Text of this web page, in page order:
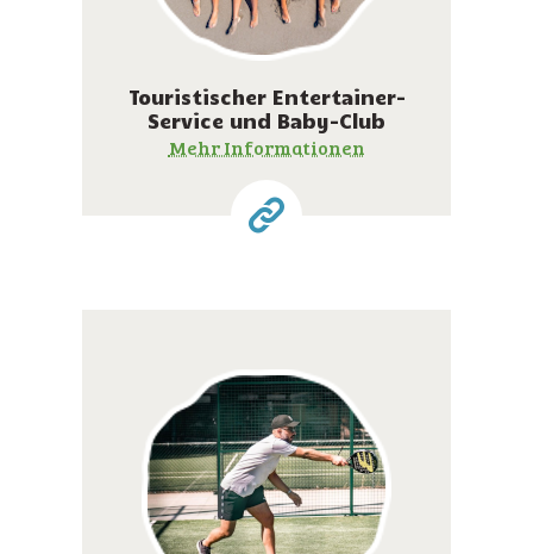
Touristischer Entertainer-
Service und Baby-Club
Mehr Informationen